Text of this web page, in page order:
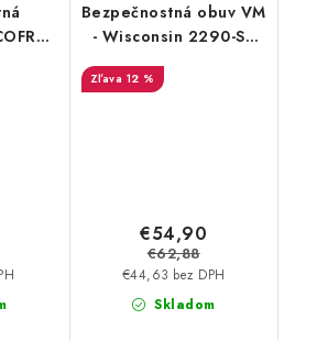
-
Bezpečnostná obuv VM
- Wisconsin 2290-S3
ESD - Výpredaj
12 %
Skladom
€44,63 bez DPH
€54,90
€62,88